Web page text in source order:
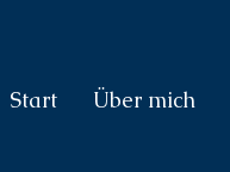
Start Über mich